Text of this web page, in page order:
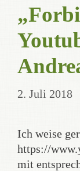
2. Juli 2018
Ich weise
https://
mit